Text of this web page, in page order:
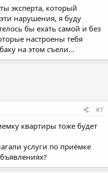
эксперта, который
нарушения, я буду
бы ехать самой и без
настроены тебя
на этом съели...
#7
квартиры тоже будет
услуги по приёмке